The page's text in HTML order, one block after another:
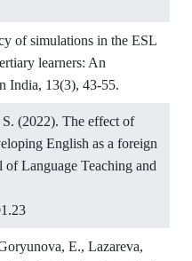
of simulations in the ESL
learners: An
India, 13(3), 43-55.
(2022). The effect of
English as a foreign
Language Teaching and
E., Lazareva,